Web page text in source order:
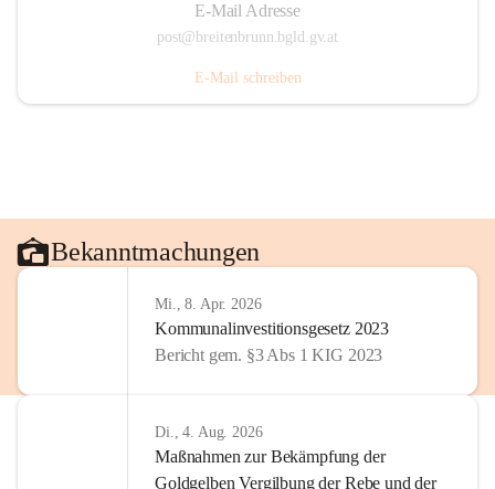
E-Mail Adresse
post@breitenbrunn.bgld.gv.at
E-Mail schreiben
Bekanntmachungen
Mi., 8. Apr. 2026
Kommunalinvestitionsgesetz 2023
Bericht gem. §3 Abs 1 KIG 2023
Di., 4. Aug. 2026
Maßnahmen zur Bekämpfung der
Goldgelben Vergilbung der Rebe und der